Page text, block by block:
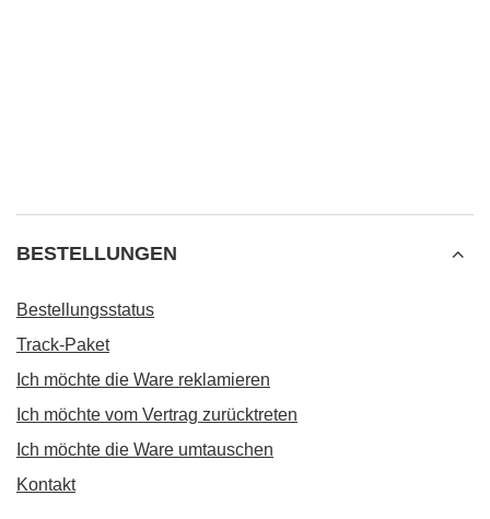
BESTELLUNGEN
Bestellungsstatus
Track-Paket
Ich möchte die Ware reklamieren
Ich möchte vom Vertrag zurücktreten
Ich möchte die Ware umtauschen
Kontakt